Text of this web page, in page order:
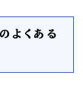
よくある